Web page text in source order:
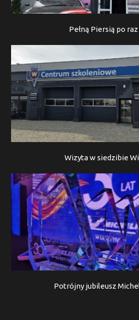
Pełną Piersią po raz
Wizyta w siedzibie
Potrójny jubileusz